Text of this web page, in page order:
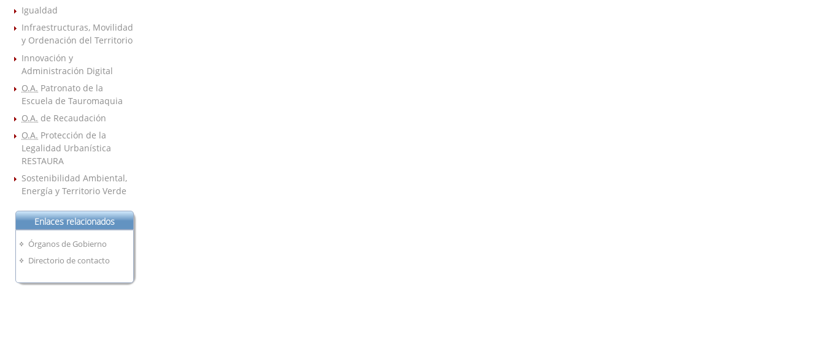
Igualdad
Infraestructuras, Movilidad
y Ordenación del Territorio
Innovación y
Administración Digital
O.A. Patronato de la
Escuela de Tauromaquia
O.A. de Recaudación
O.A. Protección de la
Legalidad Urbanística
RESTAURA
Sostenibilidad Ambiental,
Energía y Territorio Verde
Enlaces relacionados
Órganos de Gobierno
Directorio de contacto